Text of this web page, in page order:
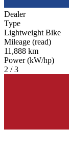
Dealer
Type
Lightweight Bike
Mileage (read)
11,888 km
Power (kW/hp)
2 / 3